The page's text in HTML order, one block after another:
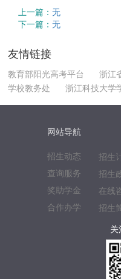
上一篇： 无
下一篇： 无
友情链接
教育部阳光高考平台 浙江
学校教务处
浙江科技大学
网站导航
招生动态
查询服务
奖助学金
合作办学
招生
招生
在线
招生
关